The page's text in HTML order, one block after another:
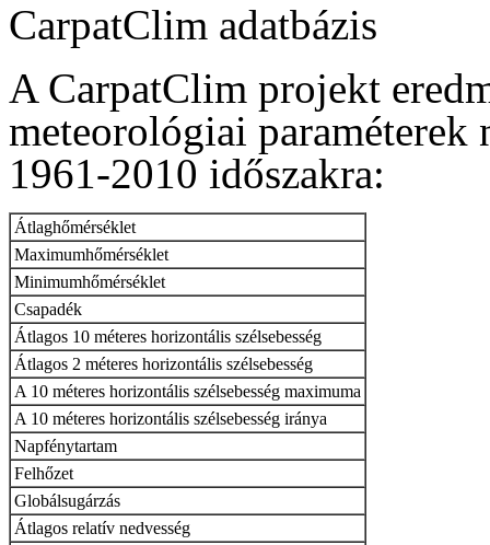
CarpatClim adatbázis
A CarpatClim projekt
meteorológiai paraméterek
1961-2010 időszakra:
Átlaghőmérséklet
Maximumhőmérséklet
Minimumhőmérséklet
Csapadék
Átlagos 10 méteres horizontális szélsebesség
Átlagos 2 méteres horizontális szélsebesség
A 10 méteres horizontális szélsebesség maximuma
A 10 méteres horizontális szélsebesség iránya
Napfénytartam
Felhőzet
Globálsugárzás
Átlagos relatív nedvesség